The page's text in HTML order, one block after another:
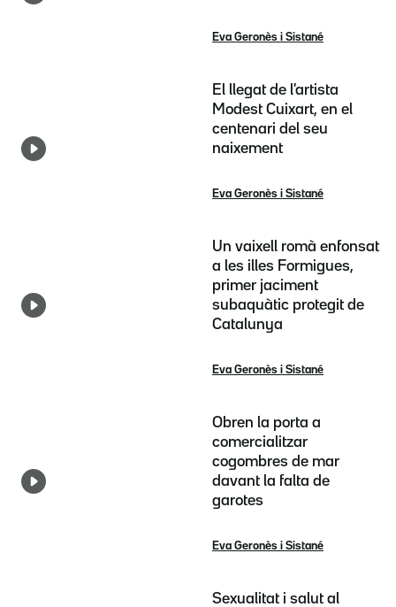
Eva Geronès i Sistané
El llegat de l'artista
Modest Cuixart, en el
centenari del seu
naixement
Eva Geronès i Sistané
Un vaixell romà enfonsat
a les illes Formigues,
primer jaciment
subaquàtic protegit de
Catalunya
Eva Geronès i Sistané
Obren la porta a
comercialitzar
cogombres de mar
davant la falta de
garotes
Eva Geronès i Sistané
Sexualitat i salut al